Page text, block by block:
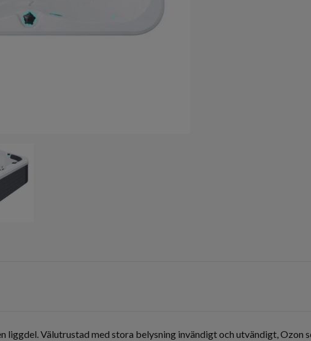
liggdel. Välutrustad med stora belysning invändigt och utvändigt, Ozon